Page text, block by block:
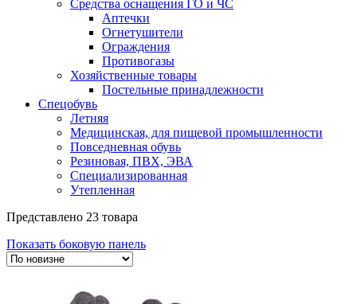
Средства оснащения ГО и ЧС
Аптечки
Огнетушители
Ограждения
Противогазы
Хозяйственные товары
Постельные принадлежности
Спецобувь
Летняя
Медицинская, для пищевой промышленности
Повседневная обувь
Резиновая, ПВХ, ЭВА
Специализированная
Утепленная
Представлено 23 товара
Показать боковую панель